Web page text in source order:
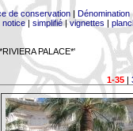
de conservation| Dénomination
notice| simplifié|vignettes |
PALACE*'
1-35|